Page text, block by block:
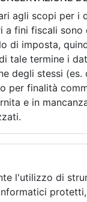
agli scopi per i
fini fiscali
imposta,
tale termine i
degli stessi
per finalità
e in
l'utilizzo di